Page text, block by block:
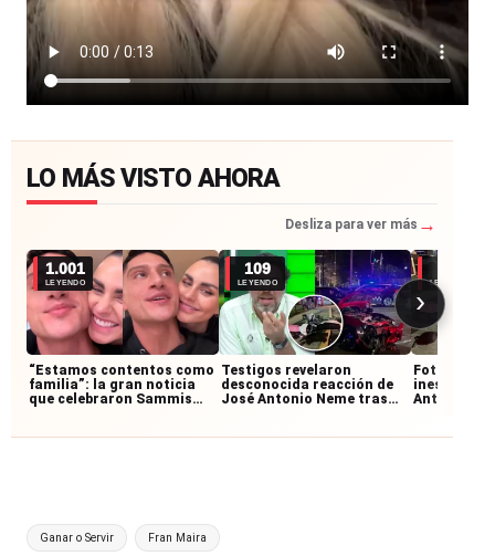
LO MÁS VISTO AHORA
Desliza para ver más →
1.001
LEYENDO
“Estamos contentos como
familia”: la gran noticia
que celebraron Sammis
109
LEYENDO
Testigos revelaron
desconocida reacción de
José Antonio Neme tras
LEYENDO
Fotografía
inesperado
Antonio
›
Etiquetas:
Ganar o Servir Fran Maira